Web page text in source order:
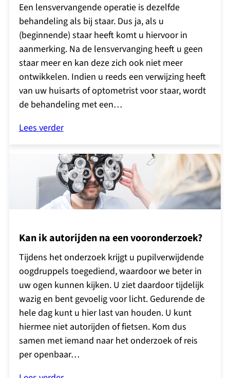
Een lensvervangende operatie is dezelfde
behandeling als bij staar. Dus ja, als u
(beginnende) staar heeft komt u hiervoor in
aanmerking. Na de lensvervanging heeft u geen
staar meer en kan deze zich ook niet meer
ontwikkelen. Indien u reeds een verwijzing heeft
van uw huisarts of optometrist voor staar, wordt
de behandeling met een…
Lees verder
Kan ik autorijden na een vooronderzoek?
Tijdens het onderzoek krijgt u pupilverwijdende
oogdruppels toegediend, waardoor we beter in
uw ogen kunnen kijken. U ziet daardoor tijdelijk
wazig en bent gevoelig voor licht. Gedurende de
hele dag kunt u hier last van houden. U kunt
hiermee niet autorijden of fietsen. Kom dus
samen met iemand naar het onderzoek of reis
per openbaar…